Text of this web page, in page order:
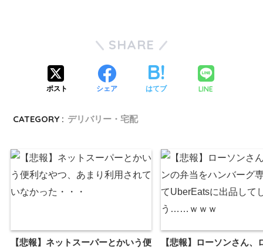
SHARE
ポスト シェア はてブ LINE
CATEGORY : デリバリー・宅配
【悲報】ネットスーパーとかいう便
【悲報】ローソンさん、